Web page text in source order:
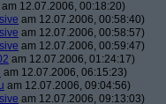
am 12.07.2006, 00:18:20)
am 12.07.2006, 00:58:40)
am 12.07.2006, 00:58:57)
am 12.07.2006, 00:59:47)
am 12.07.2006, 01:24:17)
am 12.07.2006, 06:15:23)
am 12.07.2006, 09:04:56)
am 12.07.2006, 09:13:03)